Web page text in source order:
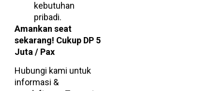
kebutuhan
pribadi.
Amankan seat
sekarang! Cukup DP 5
Juta / Pax
Hubungi kami untuk
informasi &